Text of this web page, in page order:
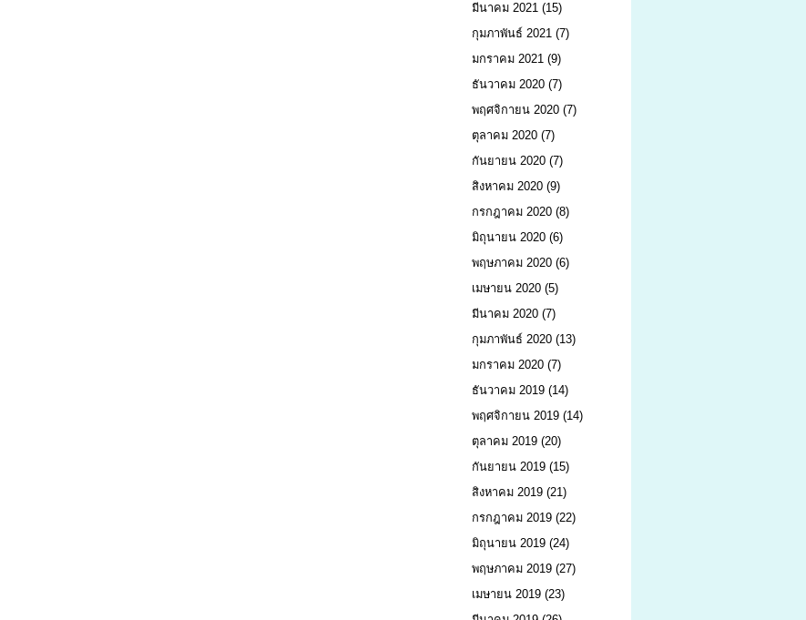
มีนาคม 2021 (15)
กุมภาพันธ์ 2021 (7)
มกราคม 2021 (9)
ธันวาคม 2020 (7)
พฤศจิกายน 2020 (7)
ตุลาคม 2020 (7)
กันยายน 2020 (7)
สิงหาคม 2020 (9)
กรกฎาคม 2020 (8)
มิถุนายน 2020 (6)
พฤษภาคม 2020 (6)
เมษายน 2020 (5)
มีนาคม 2020 (7)
กุมภาพันธ์ 2020 (13)
มกราคม 2020 (7)
ธันวาคม 2019 (14)
พฤศจิกายน 2019 (14)
ตุลาคม 2019 (20)
กันยายน 2019 (15)
สิงหาคม 2019 (21)
กรกฎาคม 2019 (22)
มิถุนายน 2019 (24)
พฤษภาคม 2019 (27)
เมษายน 2019 (23)